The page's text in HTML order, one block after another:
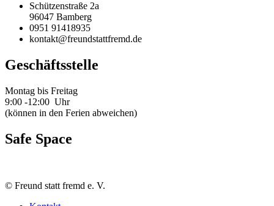
Schützenstraße 2a
96047 Bamberg
0951 91418935
kontakt@freundstattfremd.de
Geschäftsstelle
Montag bis Freitag
9:00 -12:00 Uhr
(können in den Ferien abweichen)
Safe Space
© Freund statt fremd e. V.